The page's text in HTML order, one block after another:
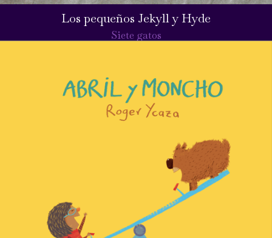
Los pequeños Jekyll y Hyde
Siete gatos